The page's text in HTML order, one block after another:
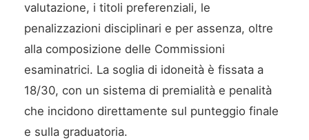
valutazione, i titoli preferenziali, le
penalizzazioni disciplinari e per assenza, oltre
alla composizione delle Commissioni
esaminatrici. La soglia di idoneità è fissata a
18/30, con un sistema di premialità e penalità
che incidono direttamente sul punteggio finale
e sulla graduatoria.